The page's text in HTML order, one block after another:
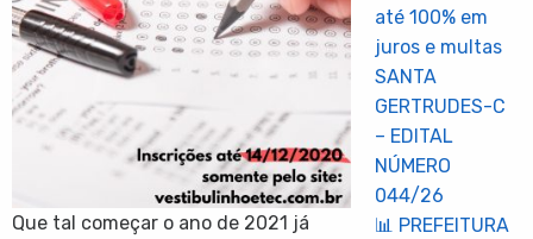
Que tal começar o ano de 2021 já
até 100% em
juros e multas
SANTA
GERTRUDES-C
– EDITAL
NÚMERO
044/26
📊 PREFEITURA